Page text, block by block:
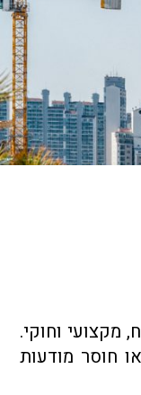
מקצועי וחוקי.
חוסר מודעות